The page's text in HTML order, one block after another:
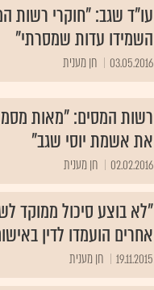
עו"ד שגב: "חוקרי רשות
השמידו עדות שמסרתי"
03.05.2016 חן מענית
רשות המסים: "מאות
את אשמת יוסי שגב"
02.02.2016 חן מענית
"לא בוצע סיכול ממוקד
אחרים הועמדו לדין
19.11.2015 חן מענית